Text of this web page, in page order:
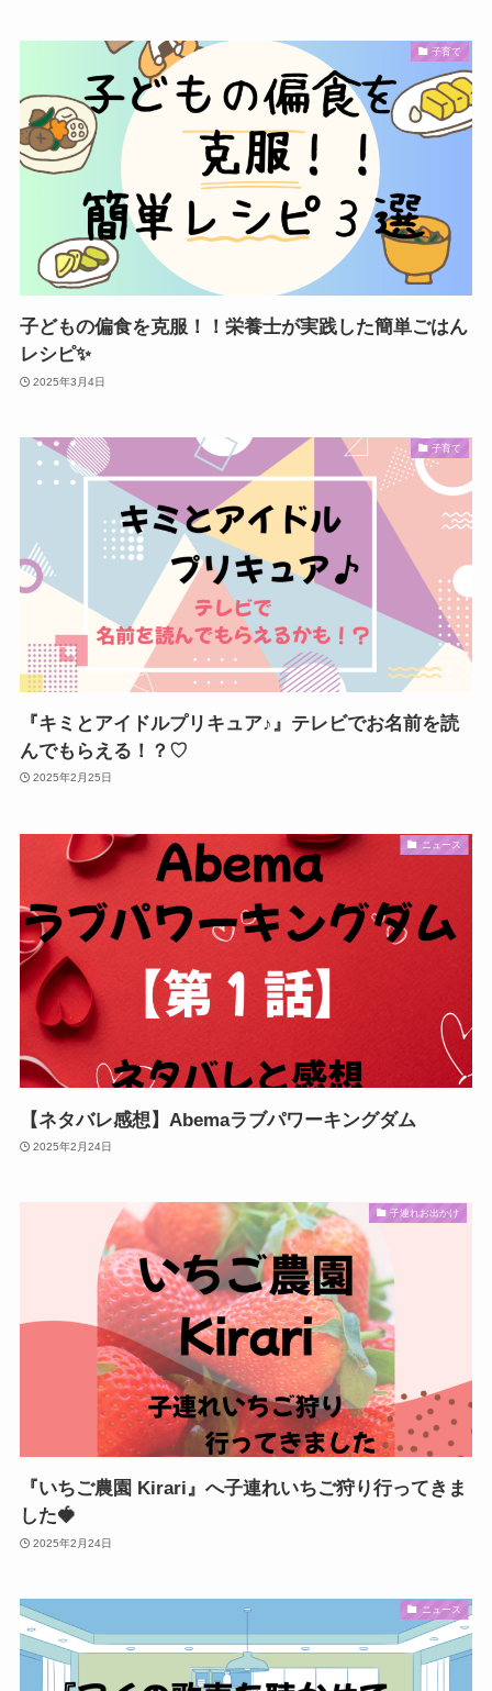
子育て
子どもの偏食を克服！！栄養士が実践した簡単ごはん
レシピ✨️
2025年3月4日
子育て
『キミとアイドルプリキュア♪』テレビでお名前を読
んでもらえる！？♡
2025年2月25日
ニュース
【ネタバレ感想】Abemaラブパワーキングダム
2025年2月24日
子連れお出かけ
『いちご農園 Kirari』へ子連れいちご狩り行ってきま
した🍓
2025年2月24日
ニュース